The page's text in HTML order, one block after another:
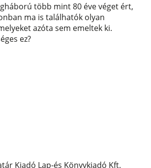
több mint 80 éve véget ért,
ma is találhatók olyan
azóta sem emeltek ki.
ez?
Kiadó Lap-és Könyvkiadó Kft.